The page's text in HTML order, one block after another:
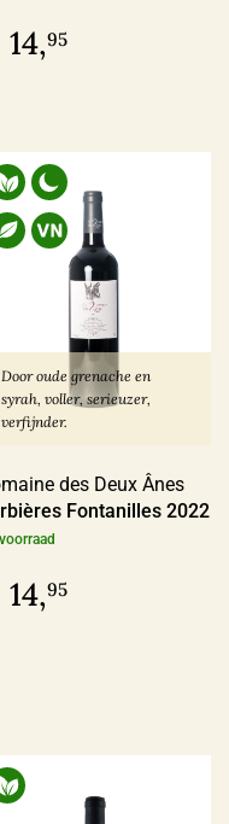
95
Door oude grenache en
syrah, voller, serieuzer,
verfijnder.
des Deux Ânes
Fontanilles 2022
95